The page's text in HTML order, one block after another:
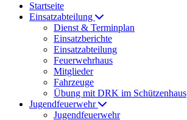
Startseite
Einsatzabteilung
Dienst & Terminplan
Einsatzberichte
Einsatzabteilung
Feuerwehrhaus
Mitglieder
Fahrzeuge
Übung mit DRK im Schützenhaus
Jugendfeuerwehr
Jugendfeuerwehr